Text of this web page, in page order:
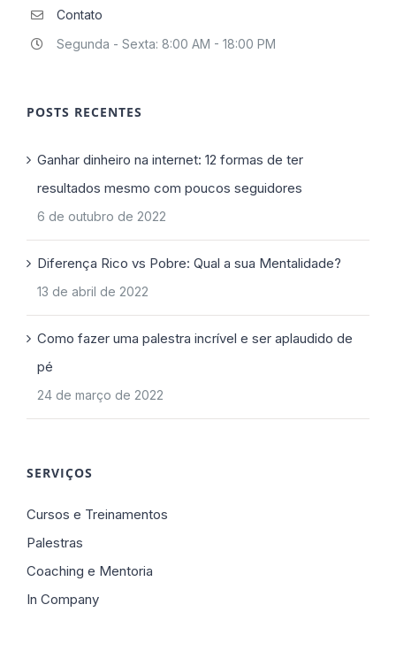
Contato
Segunda - Sexta: 8:00 AM - 18:00 PM
POSTS RECENTES
Ganhar dinheiro na internet: 12 formas de ter
resultados mesmo com poucos seguidores
6 de outubro de 2022
Diferença Rico vs Pobre: Qual a sua Mentalidade?
13 de abril de 2022
Como fazer uma palestra incrível e ser aplaudido de
pé
24 de março de 2022
SERVIÇOS
Cursos e Treinamentos
Palestras
Coaching e Mentoria
In Company